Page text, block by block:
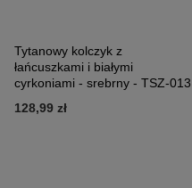
Tytanowy kolczyk z
łańcuszkami i białymi
cyrkoniami - srebrny - TSZ-013
128,99 zł